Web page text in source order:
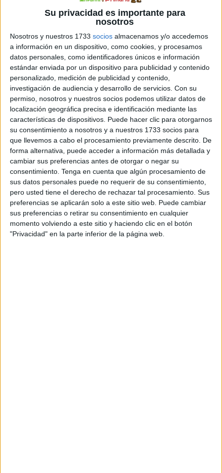
Su privacidad es importante para
nosotros
Nosotros y nuestros 1733 socios almacenamos y/o accedemos
a información en un dispositivo, como cookies, y procesamos
datos personales, como identificadores únicos e información
estándar enviada por un dispositivo para publicidad y contenido
personalizado, medición de publicidad y contenido,
investigación de audiencia y desarrollo de servicios. Con su
permiso, nosotros y nuestros socios podemos utilizar datos de
localización geográfica precisa e identificación mediante las
características de dispositivos. Puede hacer clic para otorgarnos
su consentimiento a nosotros y a nuestros 1733 socios para
que llevemos a cabo el procesamiento previamente descrito. De
forma alternativa, puede acceder a información más detallada y
cambiar sus preferencias antes de otorgar o negar su
consentimiento. Tenga en cuenta que algún procesamiento de
sus datos personales puede no requerir de su consentimiento,
pero usted tiene el derecho de rechazar tal procesamiento. Sus
preferencias se aplicarán solo a este sitio web. Puede cambiar
sus preferencias o retirar su consentimiento en cualquier
momento volviendo a este sitio y haciendo clic en el botón
"Privacidad" en la parte inferior de la página web.
también una fuente de motivación. Anima a los niños a
seguir explorando nuevos libros y expandiendo su
Los «Diplomas ‘Ya sé leer'» son una hermosa manera de
celebrar el logro de aprender a leer y motivar a los niños
a continuar su viaje de exploración a través de las páginas
de los libros. Haz de esta experiencia educativa un
momento especial en sus vidas.
Para obtener más ideas y recursos educativos, asegúrate
de visitarActividades de Infantil y Primaria, donde
encontrarás una amplia variedad de contenido educativo.